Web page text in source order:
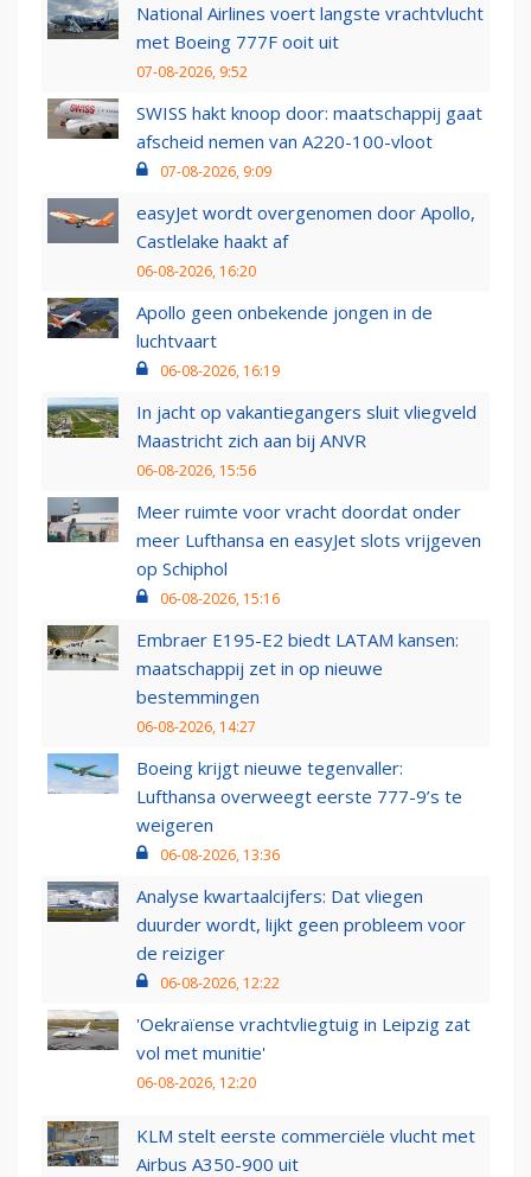
National Airlines voert langste vrachtvlucht
met Boeing 777F ooit uit
07-08-2026, 9:52
SWISS hakt knoop door: maatschappij gaat
afscheid nemen van A220-100-vloot
07-08-2026, 9:09
easyJet wordt overgenomen door Apollo,
Castlelake haakt af
06-08-2026, 16:20
Apollo geen onbekende jongen in de
luchtvaart
06-08-2026, 16:19
In jacht op vakantiegangers sluit vliegveld
Maastricht zich aan bij ANVR
06-08-2026, 15:56
Meer ruimte voor vracht doordat onder
meer Lufthansa en easyJet slots vrijgeven
op Schiphol
06-08-2026, 15:16
Embraer E195-E2 biedt LATAM kansen:
maatschappij zet in op nieuwe
bestemmingen
06-08-2026, 14:27
Boeing krijgt nieuwe tegenvaller:
Lufthansa overweegt eerste 777-9’s te
weigeren
06-08-2026, 13:36
Analyse kwartaalcijfers: Dat vliegen
duurder wordt, lijkt geen probleem voor
de reiziger
06-08-2026, 12:22
'Oekraïense vrachtvliegtuig in Leipzig zat
vol met munitie'
06-08-2026, 12:20
KLM stelt eerste commerciële vlucht met
Airbus A350-900 uit